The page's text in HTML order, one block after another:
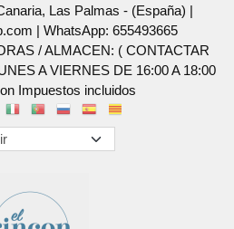
Las Palmas - (España) |
| WhatsApp: 655493665
/ ALMACEN: ( CONTACTAR
A VIERNES DE 16:00 A 18:00
Impuestos incluidos